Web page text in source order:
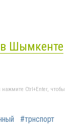
в Шымкенте
Ctrl+Enter, чтобы
#трнспорт